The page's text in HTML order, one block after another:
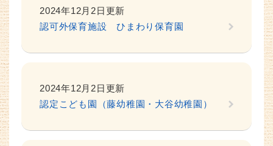
2024年12月2日更新
認可外保育施設 ひまわり保育園
2024年12月2日更新
認定こども園（藤幼稚園・大谷幼稚園）